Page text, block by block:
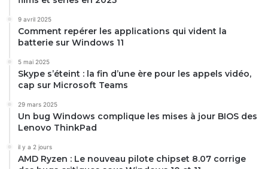
9 avril 2025
Comment repérer les applications qui vident la
batterie sur Windows 11
5 mai 2025
Skype s’éteint : la fin d’une ère pour les appels vidéo,
cap sur Microsoft Teams
29 mars 2025
Un bug Windows complique les mises à jour BIOS des
Lenovo ThinkPad
il y a 2 jours
AMD Ryzen : Le nouveau pilote chipset 8.07 corrige